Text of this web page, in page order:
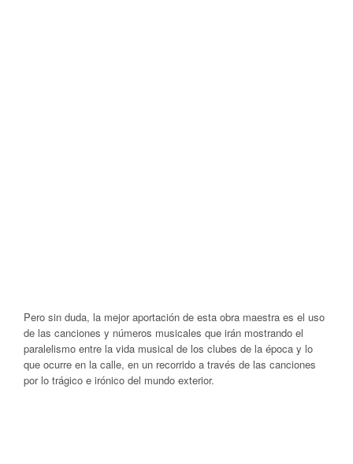
Pero sin duda, la mejor aportación de esta obra maestra es el uso
de las canciones y números musicales que irán mostrando el
paralelismo entre la vida musical de los clubes de la época y lo
que ocurre en la calle, en un recorrido a través de las canciones
por lo trágico e irónico del mundo exterior.